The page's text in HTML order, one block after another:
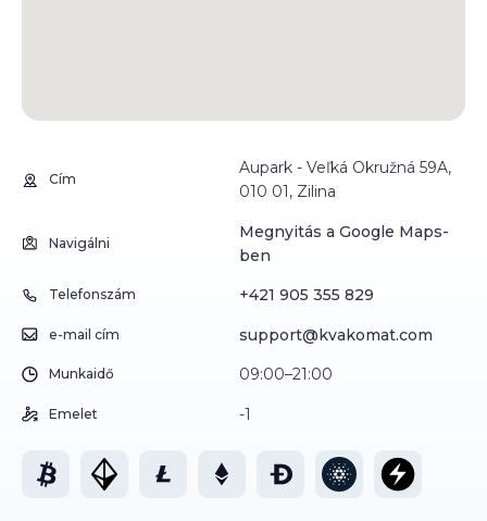
Cím
Aupark - Veľká Okružná 59A,
010 01, Zilina
Navigálni
Megnyitás a Google Maps-
ben
Telefonszám +421 905 355 829
e-mail cím support@kvakomat.com
Munkaidő 09:00–21:00
Emelet -1